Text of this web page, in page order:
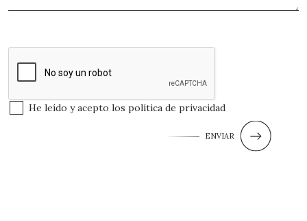
He leído y acepto los política de privacidad
ENVIAR